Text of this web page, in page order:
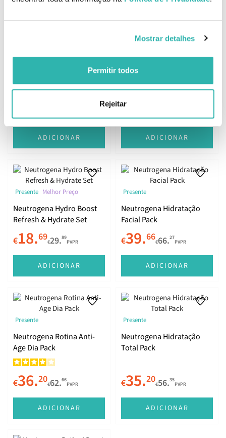
Mostrar detalhes
Permitir todos
Rejeitar
Sérum de Niacinamida
ADICIONAR
Sérum Ultra-Hidratante
30ml
21.
ADICIONAR
Presente Melhor Preço
Neutrogena Hydro Boost
Refresh & Hydrate Set
€18.69€29.89
PVPR
ADICIONAR
Presente
Neutrogena Hidratação
Facial Pack
€39.66€66.27
PVPR
ADICIONAR
Presente
Neutrogena Rotina Anti-
Age Dia Pack
€36.20€62.66
PVPR
ADICIONAR
Presente
Neutrogena Hidratação
Total Pack
€35.20€56.35
PVPR
ADICIONAR